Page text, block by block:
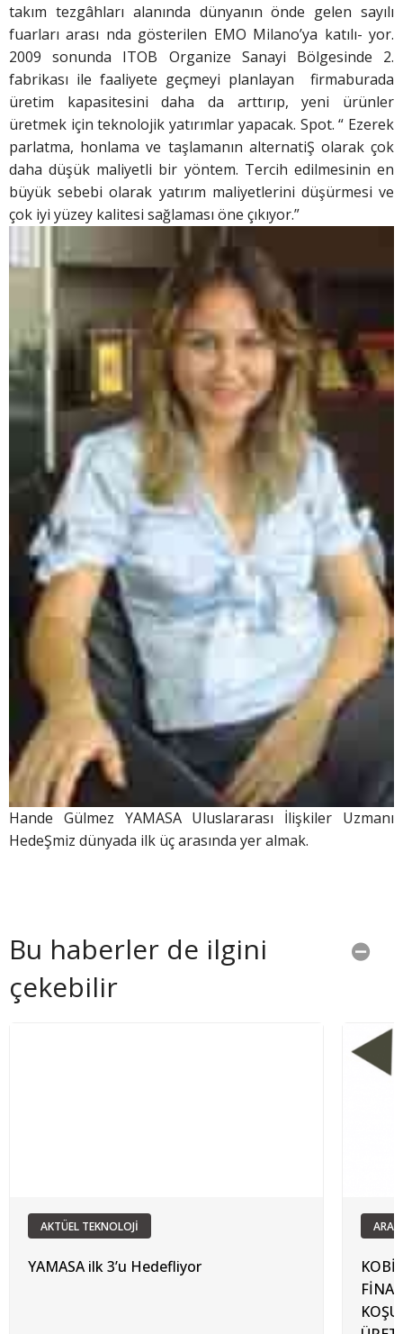
takım tezgâhları alanında dünyanın önde gelen sayılı
fuarları arası nda gösterilen EMO Milano’ya katılı- yor.
2009 sonunda ITOB Organize Sanayi Bölgesinde 2.
fabrikası ile faaliyete geçmeyi planlayan firmaburada
üretim kapasitesini daha da arttırıp, yeni ürünler
üretmek için teknolojik yatırımlar yapacak. Spot. “ Ezerek
parlatma, honlama ve taşlamanın alternatiŞ olarak çok
daha düşük maliyetli bir yöntem. Tercih edilmesinin en
büyük sebebi olarak yatırım maliyetlerini düşürmesi ve
çok iyi yüzey kalitesi sağlaması öne çıkıyor.”
Hande Gülmez YAMASA Uluslararası İlişkiler Uzmanı
HedeŞmiz dünyada ilk üç arasında yer almak.
Bu haberler de ilgini
çekebilir
AKTÜEL TEKNOLOJİ
YAMASA ilk 3’u Hedefliyor